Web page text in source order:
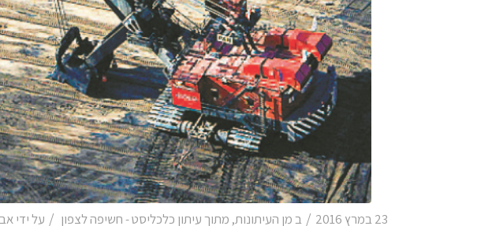
23 במרץ 2016 / במן העיתונות, מתוך עיתון כלכליסט - חשיפה לצפון / על ידי